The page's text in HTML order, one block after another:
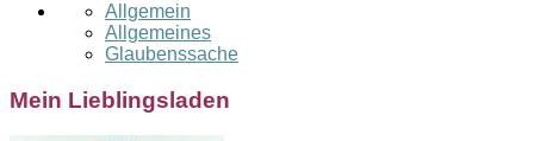
Allgemein
Allgemeines
Glaubenssache
Mein Lieblingsladen